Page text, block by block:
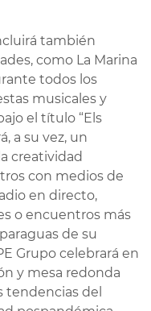
también
como La Marina
todos los
musicales y
el título “Els
a su vez, un
creatividad
con medios de
en directo,
o encuentros más
de su
Grupo celebrará en
y mesa redonda
tendencias del